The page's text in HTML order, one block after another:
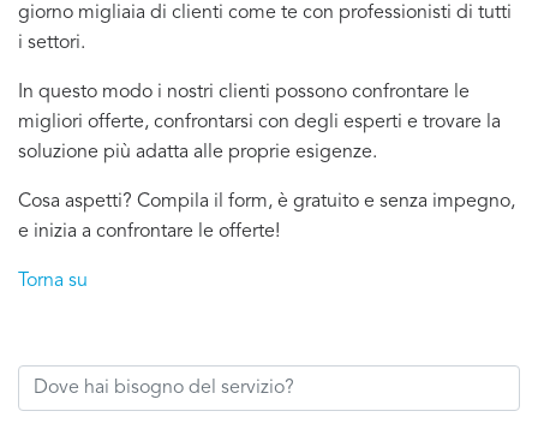
giorno migliaia di clienti come te con professionisti di tutti
i settori.
In questo modo i nostri clienti possono confrontare le
migliori offerte, confrontarsi con degli esperti e trovare la
soluzione più adatta alle proprie esigenze.
Cosa aspetti? Compila il form, è gratuito e senza impegno,
e inizia a confrontare le offerte!
Torna su